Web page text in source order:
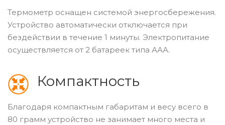
Термометр оснащен системой энергосбережения.
Устройство автоматически отключается при
бездействии в течение 1 минуты. Электропитание
осуществляется от 2 батареек типа ААА.
Компактность
Благодаря компактным габаритам и весу всего в
80 грамм устройство не занимает много места и